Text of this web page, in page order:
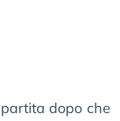
dopo che